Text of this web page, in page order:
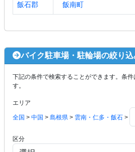
飯石郡 飯南町
バイク駐車場・駐輪場の絞り込
下記の条件で検索することができます。条
す。
エリア
全国 > 中国 > 島根県 > 雲南・仁多・飯石 >
区分